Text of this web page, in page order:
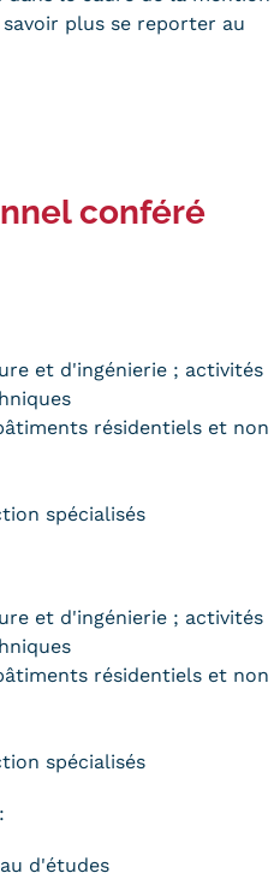
plus se reporter au
conféré
et d'ingénierie ; activités
résidentiels et non
spécialisés
et d'ingénierie ; activités
résidentiels et non
spécialisés
d'études